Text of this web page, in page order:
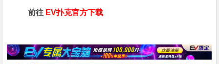
前往 EV扑克官方下载